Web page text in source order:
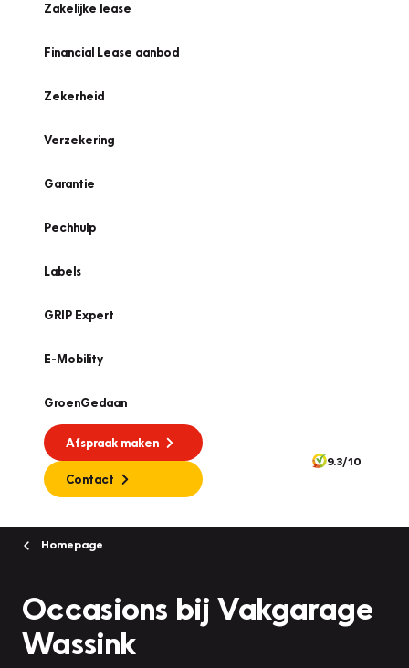
Zakelijke lease
Financial Lease aanbod
Zekerheid
Verzekering
Garantie
Pechhulp
Labels
GRIP Expert
E-Mobility
GroenGedaan
Afspraak maken
Contact
9.3/10
Homepage
Occasions bij Vakgarage
Wassink